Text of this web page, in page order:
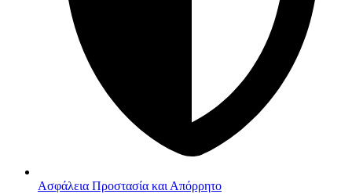
Ασφάλεια Προστασία και Απόρρητο